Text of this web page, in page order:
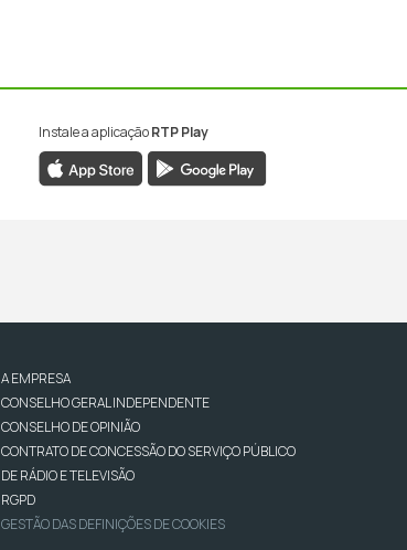
Instale a aplicaçãoRTP Play
A EMPRESA
CONSELHO GERAL INDEPENDENTE
CONSELHO DE OPINIÃO
CONTRATO DE CONCESSÃO DO SERVIÇO PÚBLICO
DE RÁDIO E TELEVISÃO
RGPD
GESTÃO DAS DEFINIÇÕES DE COOKIES